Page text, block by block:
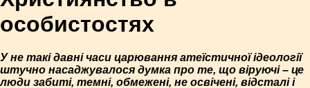
особистостях
У не такі давні часи царювання атеїстичної ідеології
штучно насаджувалося думка про те, що віруючі – це
люди забиті, темні, обмежені, не освічені, відсталі і